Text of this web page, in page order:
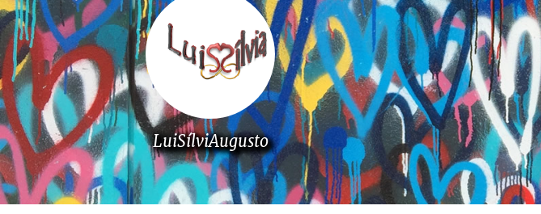
LuiSílviAugusto